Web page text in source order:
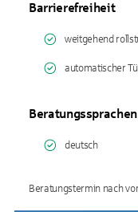
Barrierefreiheit
weitgehend
automatischer
Beratungssprachen
deutsch
Beratungstermin nach